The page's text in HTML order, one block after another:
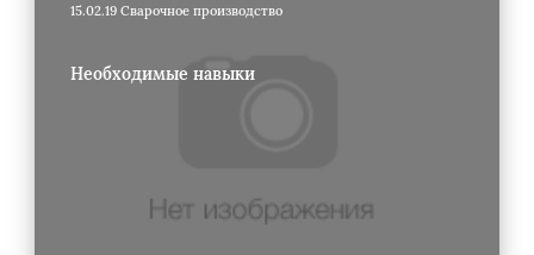
15.02.19 Сварочное производство
Необходимые навыки